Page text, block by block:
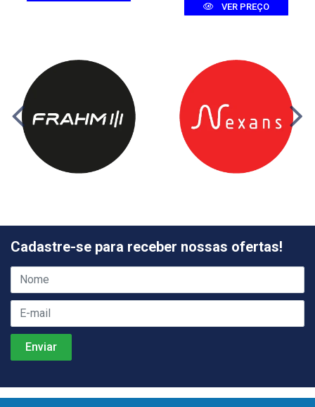
VER PREÇO
Cadastre-se para receber nossas ofertas!